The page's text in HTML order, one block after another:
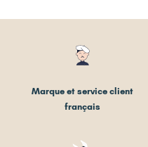
Marque et service client
français